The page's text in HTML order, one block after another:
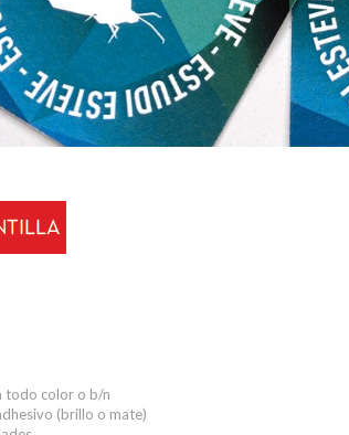
todo color o b/n
(brillo o mate)